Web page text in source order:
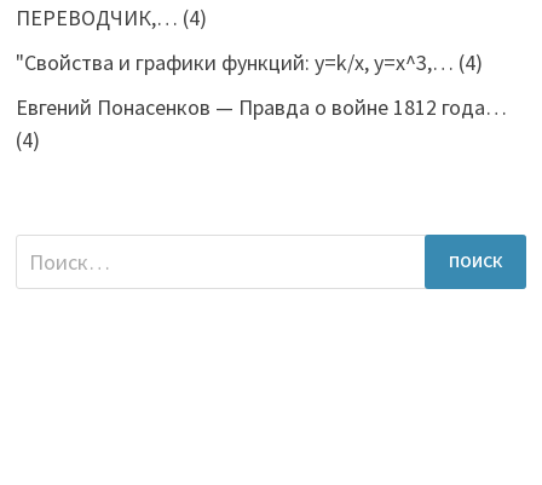
ПЕРЕВОДЧИК,… (4)
"Свойства и графики функций: y=k/x, y=x^3,… (4)
Евгений Понасенков — Правда о войне 1812 года…
(4)
Найти: